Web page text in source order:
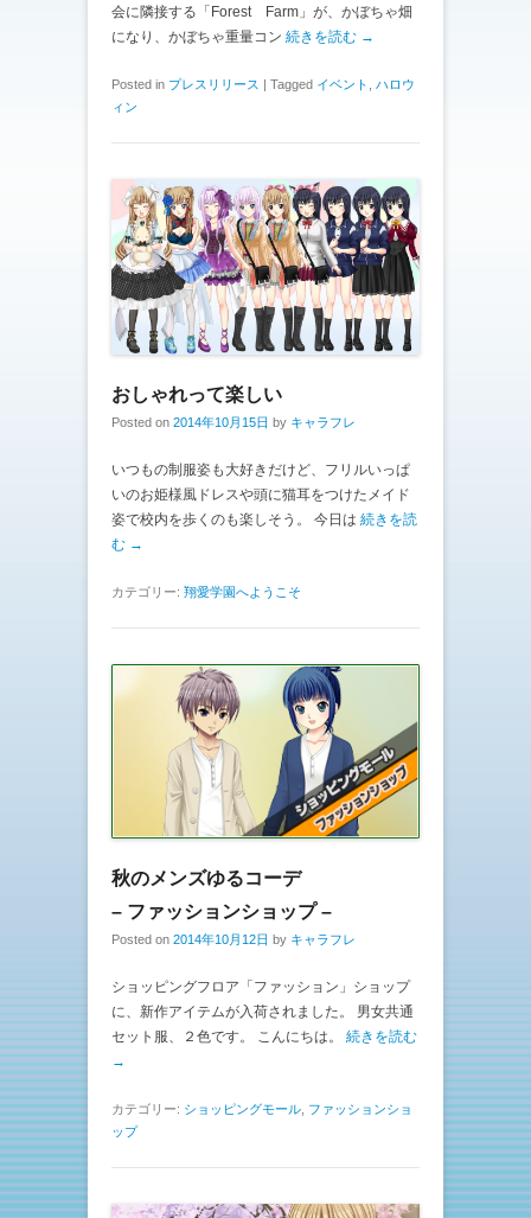
会に隣接する「Forest Farm」が、かぼちゃ畑
になり、かぼちゃ重量コン 続きを読む →
Posted in プレスリリース Tagged イベント
ハロウ
ィン
おしゃれって楽しい
Posted on 2014年10月15日 by キャラフレ
いつもの制服姿も大好きだけど、フリルいっぱ
いのお姫様風ドレスや頭に猫耳をつけたメイド
姿で校内を歩くのも楽しそう。 今日は 続きを読
む →
カテゴリー: 翔愛学園へようこそ
秋のメンズゆるコーデ
– ファッションショップ –
Posted on 2014年10月12日 by キャラフレ
ショッピングフロア「ファッション」ショップ
に、新作アイテムが入荷されました。 男女共通
セット服、２色です。 こんにちは。 続きを読む
→
カテゴリー: ショッピングモール ファッションショ
ップ